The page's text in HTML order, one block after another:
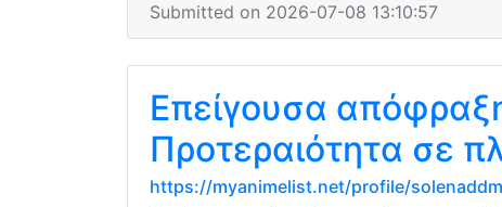
Submitted on 2026-07-08 13:10:57
Επείγουσα
Προτεραιότητα σε
https://myanimelist.net/profile/